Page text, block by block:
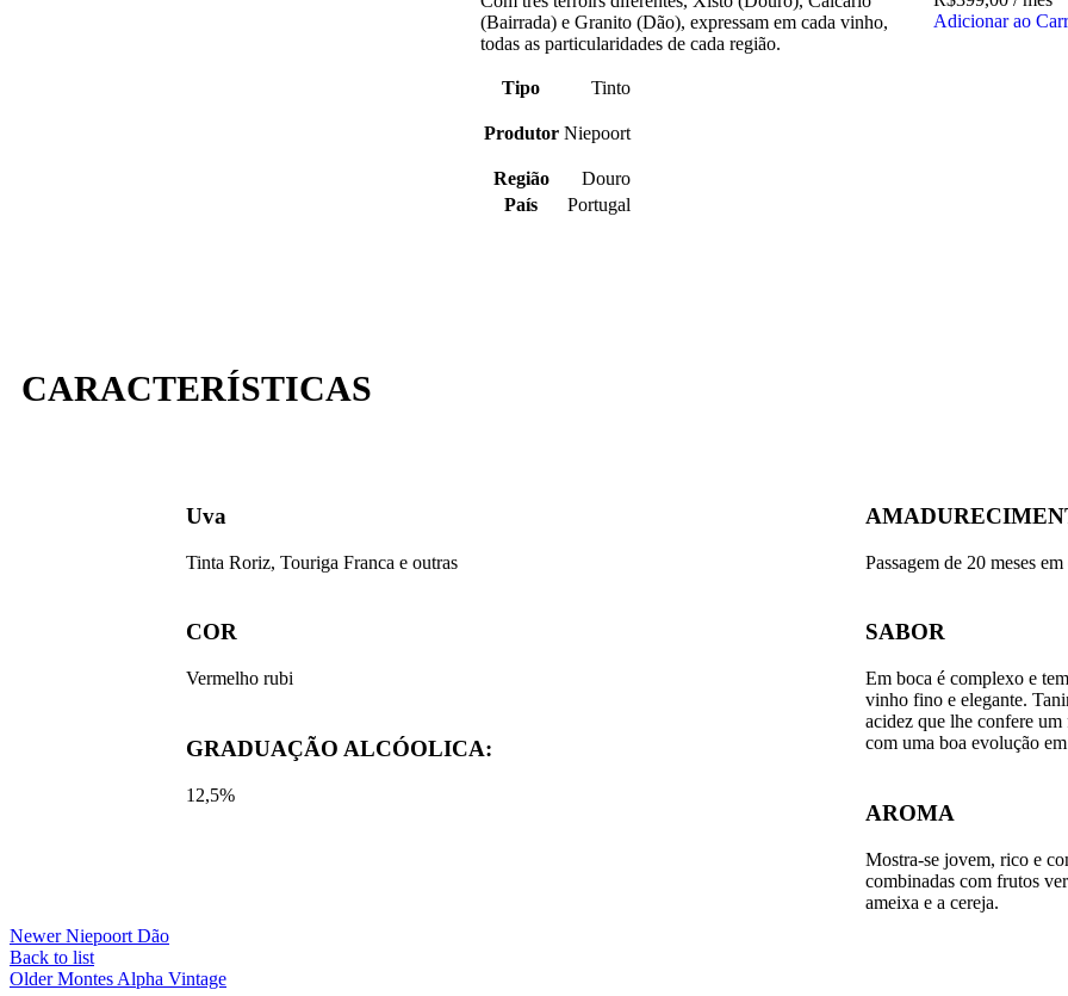
(Bairrada) e Granito (Dão), expressam em cada vinho,
todas as particularidades de cada região.
Tipo Tinto
Produtor Niepoort
Região
Douro
País
Portugal
Adicionar ao
CARACTERÍSTICAS​
Uva
Tinta Roriz, Touriga Franca e outras
COR
Vermelho rubi
GRADUAÇÃO ALCÓOLICA:​
12,5%
Passagem de 20 meses
SABOR
Em boca é complexo e
vinho fino e elegante.
acidez que lhe confere
com uma boa evolução
AROMA
Mostra-se jovem, rico e
combinadas com frutos
ameixa e a cereja.
Newer Niepoort Dão
Back to list
Older Montes Alpha Vintage